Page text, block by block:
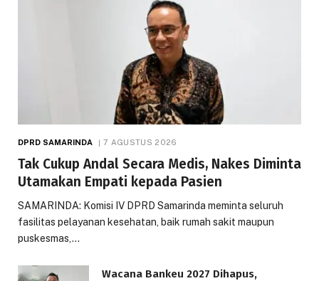
DPRD SAMARINDA 7 AGUSTUS 2026
Tak Cukup Andal Secara Medis, Nakes Diminta
Utamakan Empati kepada Pasien
SAMARINDA: Komisi IV DPRD Samarinda meminta seluruh
fasilitas pelayanan kesehatan, baik rumah sakit maupun
puskesmas,…
Wacana Bankeu 2027 Dihapus,